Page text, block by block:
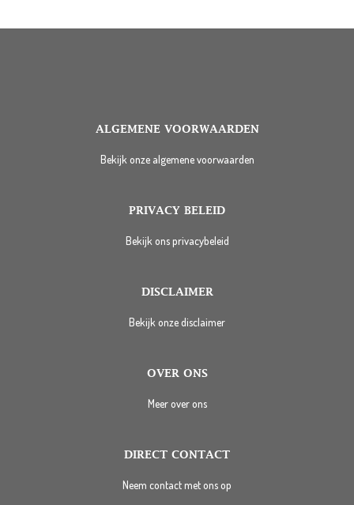
ALGEMENE VOORWAARDEN
Bekijk onze algemene voorwaarden
PRIVACY BELEID
Bekijk ons privacybeleid
DISCLAIMER
Bekijk onze disclaimer
OVER ONS
Meer over ons
DIRECT CONTACT
Neem contact met ons op